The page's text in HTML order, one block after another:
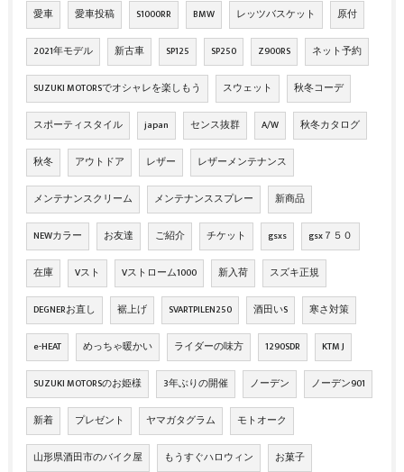
愛車 愛車投稿 S1000RR BMW レッツバスケット 原付
2021年モデル 新古車 SP125 SP250 Z900RS ネット予約
SUZUKI MOTORSでオシャレを楽しもう スウェット 秋冬コーデ
スポーティスタイル japan センス抜群 A/W 秋冬カタログ
秋冬 アウトドア レザー レザーメンテナンス
メンテナンスクリーム メンテナンススプレー 新商品
NEWカラー お友達 ご紹介 チケット gsxs gsx７５０
在庫 Vスト Vストローム1000 新入荷 スズキ正規
DEGNERお直し 裾上げ SVARTPILEN250 酒田いS 寒さ対策
e-HEAT めっちゃ暖かい ライダーの味方 1290SDR KTM J
SUZUKI MOTORSのお姫様 3年ぶりの開催 ノーデン ノーデン901
新着 プレゼント ヤマガタグラム モトオーク
山形県酒田市のバイク屋 もうすぐハロウィン お菓子